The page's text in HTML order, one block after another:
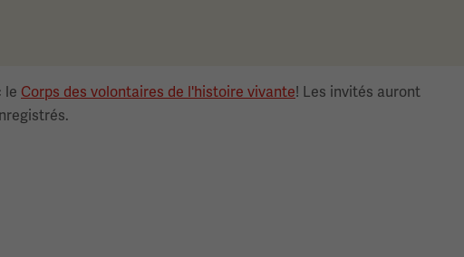
le Corps des volontaires de l'histoire vivante! Les invités auront